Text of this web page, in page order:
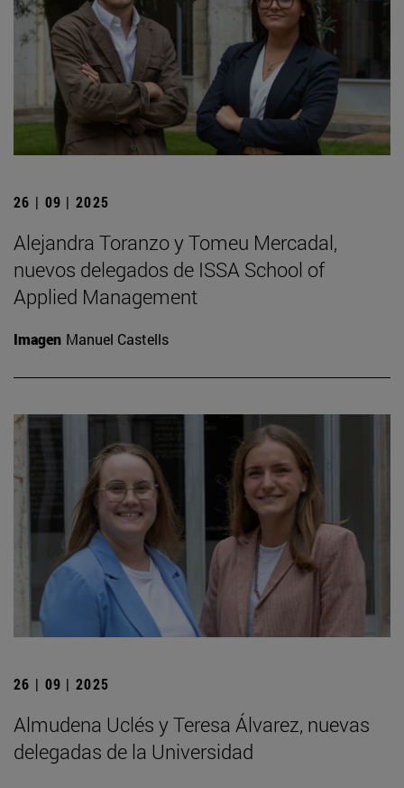
26 | 09 | 2025
Alejandra Toranzo y Tomeu Mercadal,
nuevos delegados de ISSA School of
Applied Management
Imagen Manuel Castells
26 | 09 | 2025
Almudena Uclés y Teresa Álvarez, nuevas
delegadas de la Universidad